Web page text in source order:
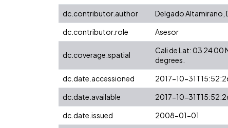
dc.contributor.author
Delgado Altamirano,
dc.contributor.role
Asesor
dc.coverage.spatial
Cali de Lat: 03 24 00
degrees.
dc.date.accessioned
2017-10-
dc.date.available
2017-10-
dc.date.issued
2008-01-01